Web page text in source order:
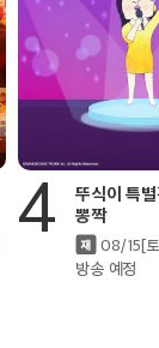
4
뚜식이 특
뽕짝
08/15[
방송 예정